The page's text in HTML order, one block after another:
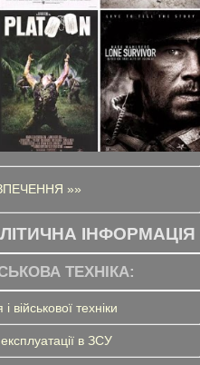
»»
ІНФОРМАЦІЯ
ТЕХНІКА:
військової техніки
в ЗСУ